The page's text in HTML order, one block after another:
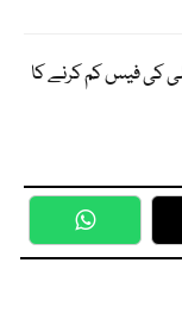
کی فیس کم کرنے کا
WhatsApp